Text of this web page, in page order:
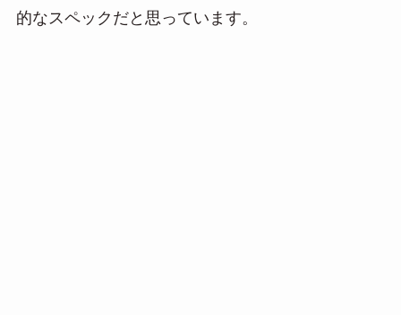
的なスペックだと思っています。